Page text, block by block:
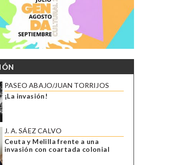
PASEO ABAJO/JUAN TORRIJOS
¡La invasión!
J. A. SÁEZ CALVO
Ceuta y Melilla frente a una
invasión con coartada colonial